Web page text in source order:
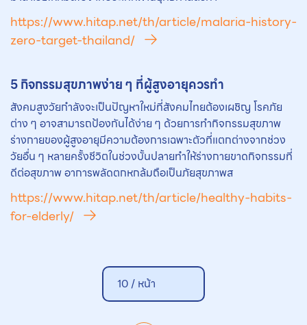
https://www.hitap.net/th/article/malaria-history-
zero-target-thailand/
5 กิจกรรมสุขภาพง่าย ๆ ที่ผู้สูงอายุควรทำ
สังคมสูงวัยกำลังจะเป็นปัญหาใหม่ที่สังคมไทยต้องเผชิญ โรคภัย
ต่าง ๆ อาจสามารถป้องกันได้ง่าย ๆ ด้วยการทำกิจกรรมสุขภาพ
ร่างกายของผู้สูงอายุมีความต้องการเฉพาะตัวที่แตกต่างจากช่วง
วัยอื่น ๆ หลายครั้งชีวิตในช่วงบั้นปลายทำให้ร่างกายขาดกิจกรรมที่
ดีต่อสุขภาพ อาการพลัดตกหกล้มถือเป็นภัยสุขภาพส
https://www.hitap.net/th/article/healthy-habits-
for-elderly/
10 / หน้า